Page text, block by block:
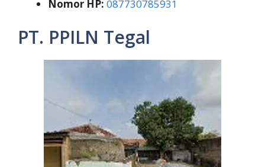
Nomor HP: 087730785931
PT. PPILN Tegal